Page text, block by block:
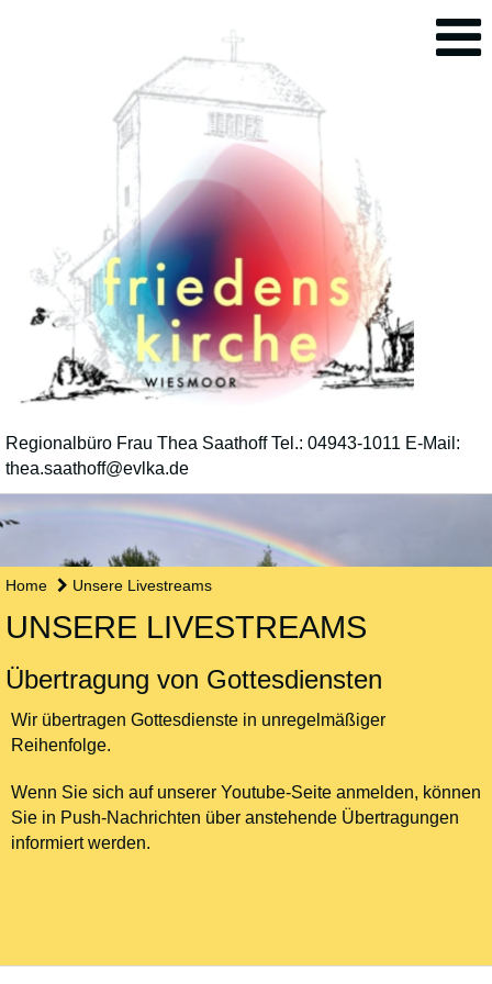
Regionalbüro Frau Thea Saathoff Tel.: 04943-1011 E-Mail:
thea.saathoff@evlka.de
Home Unsere Livestreams
UNSERE LIVESTREAMS
Übertragung von Gottesdiensten
Wir übertragen Gottesdienste in unregelmäßiger
Reihenfolge.
Wenn Sie sich auf unserer Youtube-Seite anmelden, können
Sie in Push-Nachrichten über anstehende Übertragungen
informiert werden.